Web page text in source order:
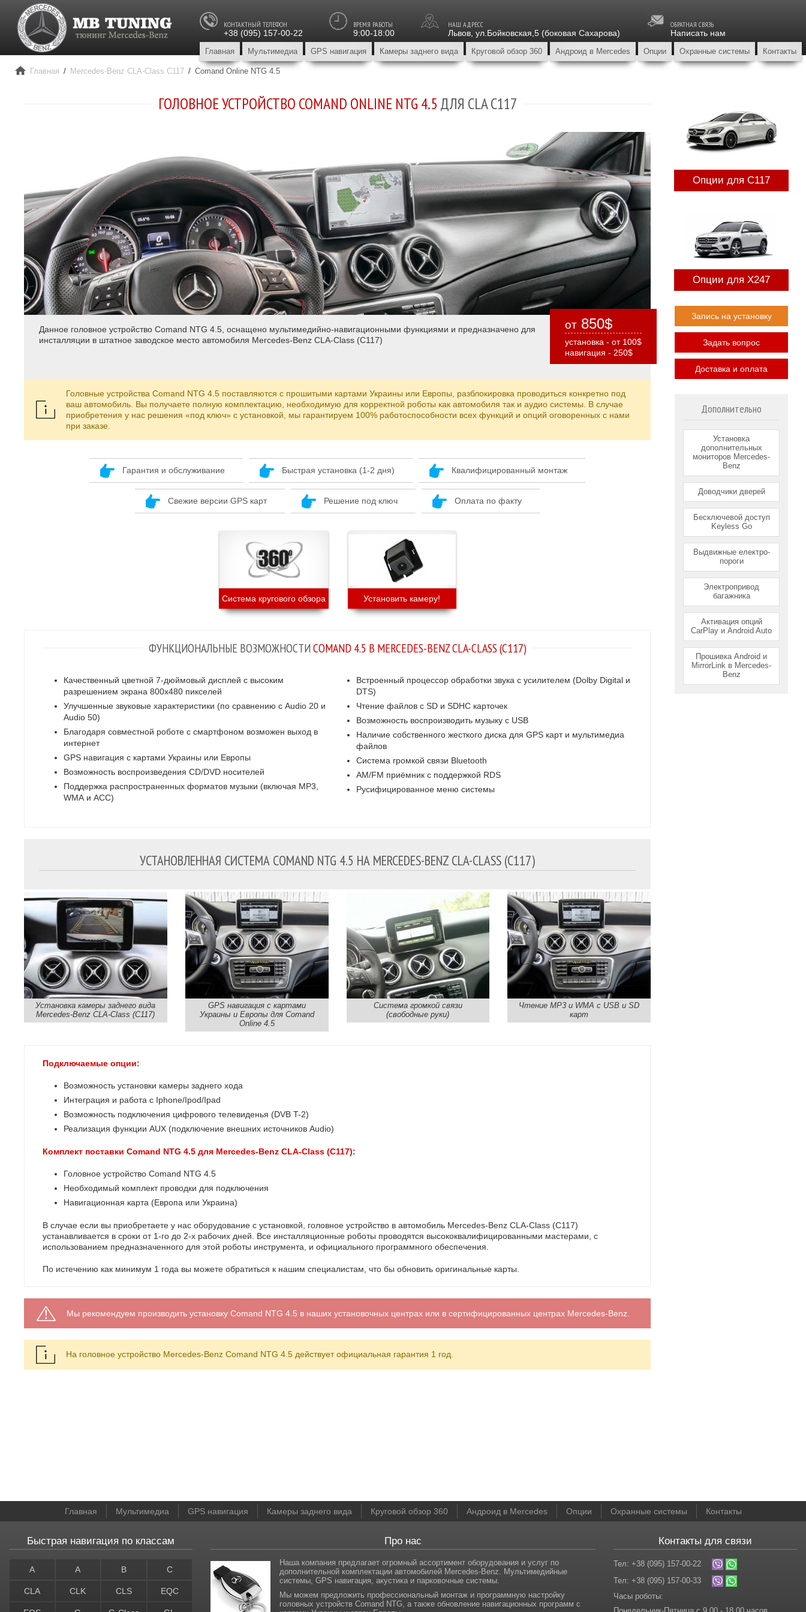
КОНТАКТНЫЙ ТЕЛЕФОН
+38 (095) 157-00-22
ВРЕМЯ РАБОТЫ
9:00-18:00
НАШ АДРЕСС
Львов ул.Бойковская,5 (боковая Сахарова)
ОБРАТНАЯ СВЯЗЬ
Написать нам
Главная Мультимедиа GPS навигация Камеры заднего вида Круговой обзор 360 Андроид в Mercedes Опции Охранные системы Контакты
Главная / Mercedes-Benz СLA-Class C117 / Comand Online NTG 4.5
ГОЛОВНОЕ УСТРОЙСТВО COMAND ONLINE NTG 4.5 ДЛЯ CLA C117
от 850$
установка - от 100$
навигация - 250$
Данное головное устройство Comand NTG 4.5, оснащено мультимедийно-навигационными функциями и предназначено для
инсталляции в штатное заводское место автомобиля Mercedes-Benz CLA-Class (C117)
Головные устройства Comand NTG 4.5 поставляются с прошитыми картами Украины или Европы, разблокировка проводиться конкретно под
ваш автомобиль. Вы получаете полную комплектацию, необходимую для корректной роботы как автомобиля так и аудио системы. В случае
приобретения у нас решения «под ключ» с установкой, мы гарантируем 100% работоспособности всех функций и опций оговоренных с нами
при заказе.
Гарантия и обслуживание Быстрая установка (1-2 дня) Квалифицированный монтаж
Свежие версии GPS карт Решение под ключ Оплата по факту
Система кругового обзора Установить камеру!
ФУНКЦИОНАЛЬНЫЕ ВОЗМОЖНОСТИCOMAND 4.5 В MERCEDES-BENZ CLA-CLASS (C117)
Качественный цветной 7-дюймовый дисплей с высоким
разрешением экрана 800x480 пикселей
Улучшенные звуковые характеристики (по сравнению с Audio 20 и
Audio 50)
Благодаря совместной роботе с смартфоном возможен выход в
интернет
GPS навигация с картами Украины или Европы
Возможность воспроизведения CD/DVD носителей
Поддержка распространенных форматов музыки (включая MP3,
WMA и ACC)
Встроенный процессор обработки звука с усилителем (Dolby Digital и
DTS)
Чтение файлов с SD и SDHC карточек
Возможность воспроизводить музыку с USB
Наличие собственного жесткого диска для GPS карт и мультимедиа
файлов
Система громкой связи Bluetooth
AM/FM приёмник с поддержкой RDS
Русифицированное меню системы
УСТАНОВЛЕННАЯ СИСТЕМА COMAND NTG 4.5 НА MERCEDES-BENZ CLA-CLASS (C117)
Установка камеры заднего вида
Mercedes-Benz CLA-Class (C117)
GPS навигация с картами
Украины и Европы для Comand
Online 4.5
Система громкой связи
(свободные руки)
Чтение MP3 и WMA с USB и SD
карт
Подключаемые опции:
Возможность установки камеры заднего хода
Интеграция и работа с Iphone/Ipod/Ipad
Возможность подключения цифрового телевиденья (DVB T-2)
Реализация функции AUX (подключение внешних источников Audio)
Комплект поставки Comand NTG 4.5 для Mercedes-Benz CLA-Class (C117):
Головное устройство Comand NTG 4.5
Необходимый комплект проводки для подключения
Навигационная карта (Европа или Украина)
В случае если вы приобретаете у нас оборудование с установкой, головное устройство в автомобиль Mercedes-Benz CLA-Class (C117)
устанавливается в сроки от 1-го до 2-х рабочих дней. Все инсталляционные роботы проводятся высококвалифицированными мастерами, с
использованием предназначенного для этой роботы инструмента, и официального программного обеспечения.
По истечению как минимум 1 года вы можете обратиться к нашим специалистам, что бы обновить оригинальные карты.
Мы рекомендуем производить установку Comand NTG 4.5 в наших установочных центрах или в сертифицированных центрах Mercedes-Benz.
На головное устройство Mercedes-Benz Comand NTG 4.5 действует официальная гарантия 1 год.
Опции для C117
Опции для X247
Запись на установку
Задать вопрос
Доставка и оплата
Дополнительно
Установка
дополнительных
мониторов Mercedes-
Benz
Доводчики дверей
Бесключевой доступ
Keyless Go
Выдвижные електро-
пороги
Электропривод
багажника
Активация опций
CarPlay и Android Auto
Прошивка Android и
MirrorLink в Mercedes-
Benz
Главная Мультимедиа GPS навигация Камеры заднего вида Круговой обзор 360 Андроид в Mercedes Опции Охранные системы Контакты
Быстрая навигация по классам
A A B C
CLA CLK CLS EQC
Про нас
Наша компания предлагает огромный ассортимент оборудования и услуг по
дополнительной комплектации автомобилей Mercedes-Benz. Мультимедийные
системы, GPS навигация, акустика и парковочные системы.
Мы можем предложить профессиональный монтаж и программную настройку
головных устройств Comand NTG, а также обновление навигационных программ с
Контакты для связи
Тел: +38 (095) 157-00-22
Тел: +38 (095) 157-00-33
Часы роботы: